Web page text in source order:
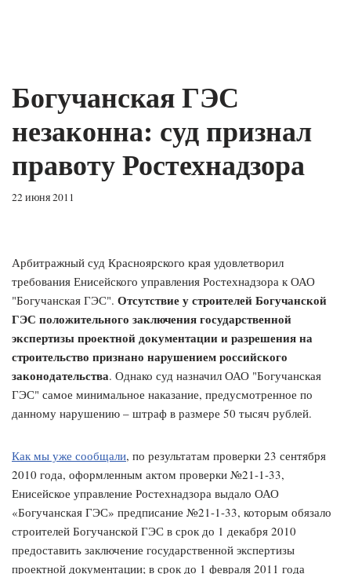
Богучанская ГЭС
незаконна: суд признал
правоту Ростехнадзора
22 июня 2011
Арбитражный суд Красноярского края удовлетворил
требования Енисейского управления Ростехнадзора к ОАО
"Богучанская ГЭС". Отсутствие у строителей Богучанской
ГЭС положительного заключения государственной
экспертизы проектной документации и разрешения на
строительство признано нарушением российского
законодательства. Однако суд назначил ОАО "Богучанская
ГЭС" самое минимальное наказание, предусмотренное по
данному нарушению – штраф в размере 50 тысяч рублей.
Как мы уже сообщали, по результатам проверки 23 сентября
2010 года, оформленным актом проверки №21-1-33,
Енисейское управление Ростехнадзора выдало ОАО
«Богучанская ГЭС» предписание №21-1-33, которым обязало
строителей Богучанской ГЭС в срок до 1 декабря 2010
предоставить заключение государственной экспертизы
проектной документации; в срок до 1 февраля 2011 года